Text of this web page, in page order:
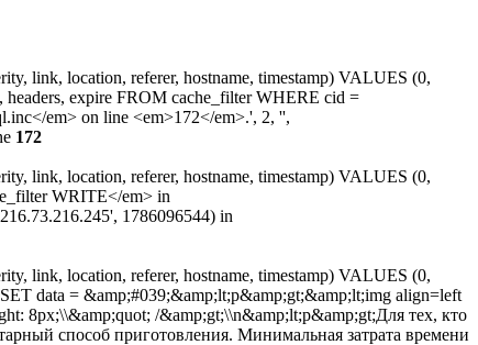
link, location, referer, hostname, timestamp) VALUES (0,
headers, expire FROM cache_filter WHERE cid =
em> on line <em>172</em>.', 2, '',
172
link, location, referer, hostname, timestamp) VALUES (0,
WRITE</em> in
1786096544) in
link, location, referer, hostname, timestamp) VALUES (0,
data = &amp;#039;&amp;lt;p&amp;gt;&amp;lt;img align=left
8px;\\&amp;quot; /&amp;gt;\\n&amp;lt;p&amp;gt;Для тех, кто
способ приготовления. Минимальная затрата времени